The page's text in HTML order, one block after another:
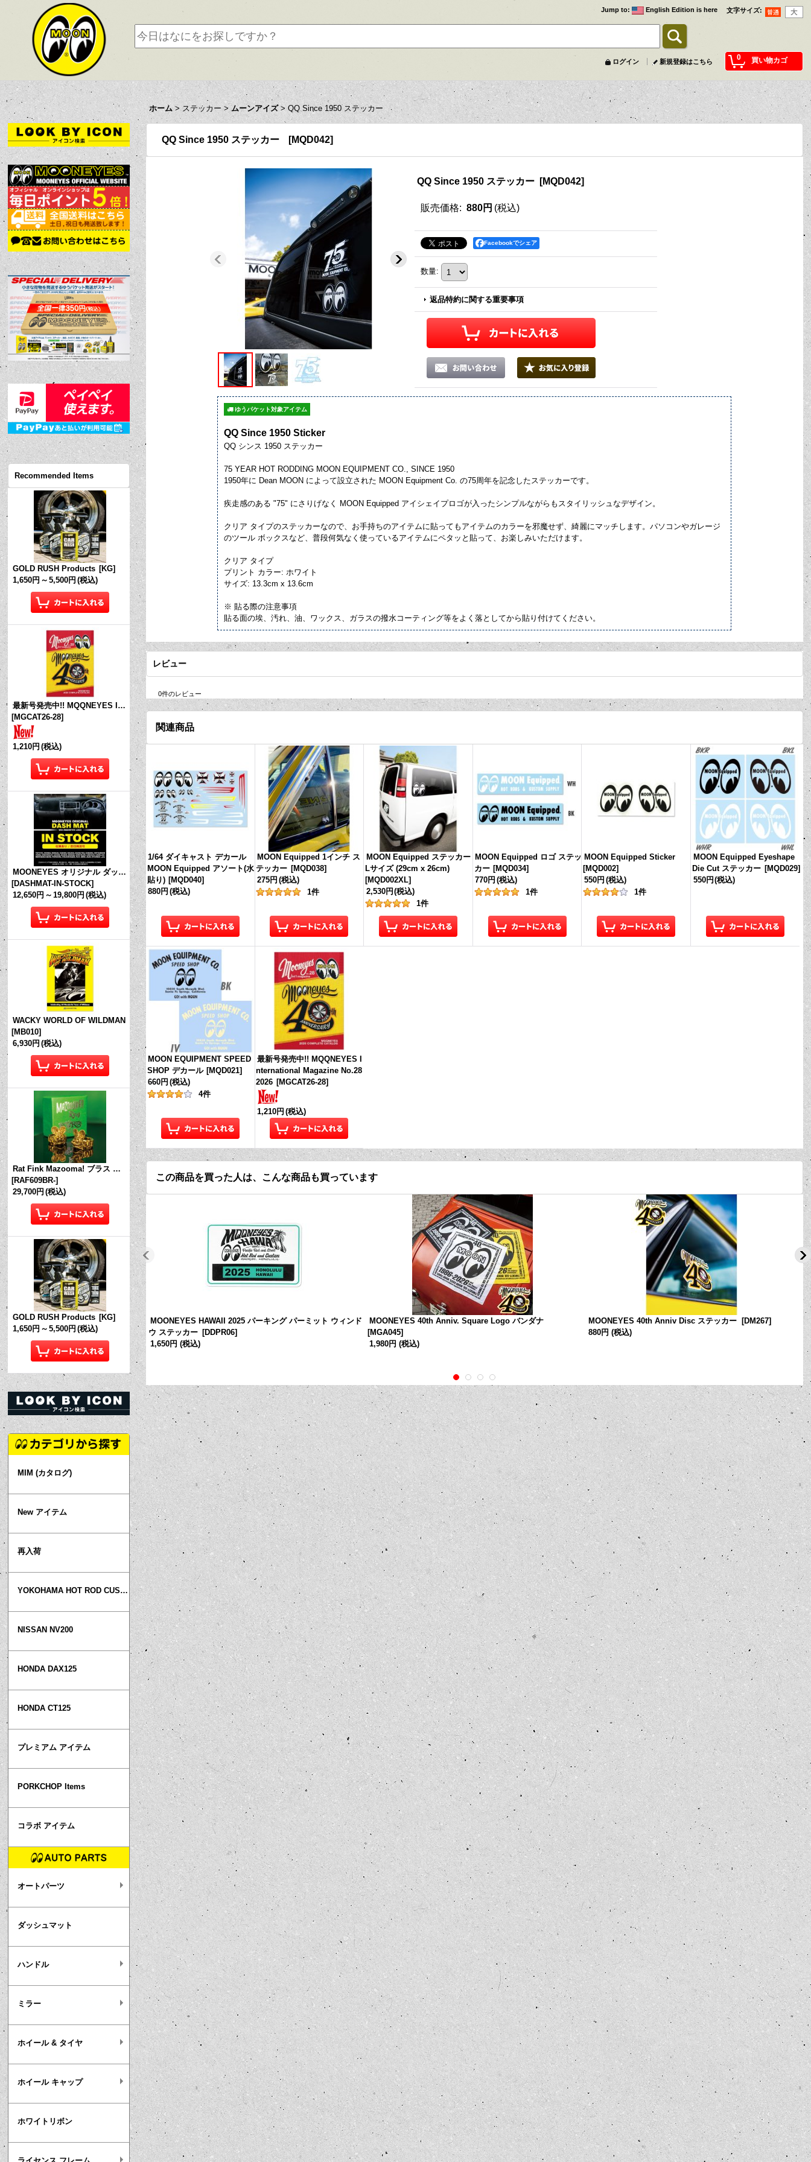
文字サイズ:
Jump to: English Edition is here
0 買い物カゴ
ログイン 新規登録はこちら
ホーム > ステッカー > ムーンアイズ > QQ Since 1950 ステッカー
Recommended Items
GOLD RUSH Products [KG]
1,650円 ～ 5,500円 (税込)
最新号発売中!! MQQNEYES International Magazine No.28 2026
[MGCAT26-28]
1,210円 (税込)
MOONEYES オリジナル ダッシュマット (in Stock!)
[DASHMAT-IN-STOCK]
12,650円 ～ 19,800円 (税込)
WACKY WORLD OF WILDMAN
[MB010]
6,930円 (税込)
Rat Fink Mazooma! ブラス リング
[RAF609BR-]
29,700円 (税込)
GOLD RUSH Products [KG]
1,650円 ～ 5,500円 (税込)
MIM (カタログ)
New アイテム
再入荷
YOKOHAMA HOT ROD CUSTOM SHOW
NISSAN NV200
HONDA DAX125
HONDA CT125
プレミアム アイテム
PORKCHOP Items
コラボ アイテム
オートパーツ
ダッシュマット
ハンドル
ミラー
ホイール & タイヤ
ホイール キャップ
ホワイトリボン
QQ Since 1950 ステッカー [MQD042]
QQ Since 1950 ステッカー [MQD042]
販売価格: 880円 (税込)
Facebookでシェア
数量:
返品特約に関する重要事項
ゆうパケット対象アイテム
QQ Since 1950 Sticker
QQ シンス 1950 ステッカー
75 YEAR HOT RODDING MOON EQUIPMENT CO., SINCE 1950
1950年に Dean MOON によって設立された MOON Equipment Co. の75周年を記念したステッカーです。
疾走感のある "75" にさりげなく MOON Equipped アイシェイプロゴが入ったシンプルながらもスタイリッシュなデザイン。
クリア タイプのステッカーなので、お手持ちのアイテムに貼ってもアイテムのカラーを邪魔せず、綺麗にマッチします。パソコンやガレージ
のツール ボックスなど、普段何気なく使っているアイテムにペタッと貼って、お楽しみいただけます。
クリア タイプ
プリント カラー: ホワイト
サイズ: 13.3cm x 13.6cm
※ 貼る際の注意事項
貼る面の埃、汚れ、油、ワックス、ガラスの撥水コーティング等をよく落としてから貼り付けてください。
レビュー
0件のレビュー
関連商品
1/64 ダイキャスト デカール
MOON Equipped アソート(水
貼り) [MQD040]
880円 (税込)
MOON Equipped 1インチ ス
テッカー [MQD038]
275円 (税込)
1件
MOON Equipped ステッカー
Lサイズ (29cm x 26cm)
[MQD002XL]
2,530円 (税込)
1件
MOON Equipped ロゴ ステッ
カー [MQD034]
770円 (税込)
1件
MOON Equipped Sticker
[MQD002]
550円 (税込)
1件
MOON Equipped Eyeshape
Die Cut ステッカー [MQD029]
550円 (税込)
MOON EQUIPMENT SPEED
SHOP デカール [MQD021]
660円 (税込)
4件
最新号発売中!! MQQNEYES I
nternational Magazine No.28
2026 [MGCAT26-28]
1,210円 (税込)
この商品を買った人は、こんな商品も買っています
MOONEYES HAWAII 2025 パーキング パーミット ウィンド
ウ ステッカー
[DDPR06]
1,650円 (税込)
MOONEYES 40th Anniv. Square Logo バンダナ
[MGA045]
1,980円 (税込)
MOONEYES 40th Anniv Disc ステッカー [DM267]
880円 (税込)